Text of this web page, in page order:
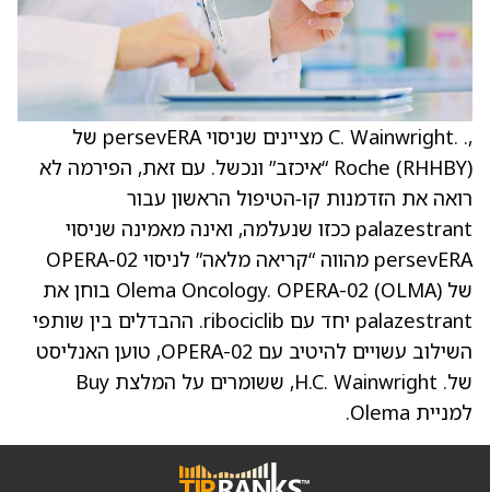
,. .C. Wainwright מציינים שניסוי persevERA של
(RHHBY) Roche “איכזב” ונכשל. עם זאת, הפירמה לא
רואה את הזדמנות קו‑הטיפול הראשון עבור
palazestrant ככזו שנעלמה, ואינה מאמינה שניסוי
persevERA מהווה “קריאה מלאה” לניסוי OPERA-02
של (OLMA) Olema Oncology. OPERA-02 בוחן את
palazestrant יחד עם ribociclib. ההבדלים בין שותפי
השילוב עשויים להיטיב עם OPERA-02, טוען האנליסט
של. H.C. Wainwright, ששומרים על המלצת Buy
למניית Olema.